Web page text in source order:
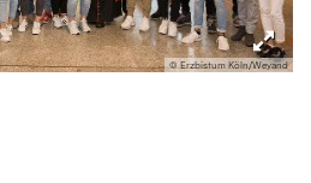
© Erzbistum Köln/Weyand